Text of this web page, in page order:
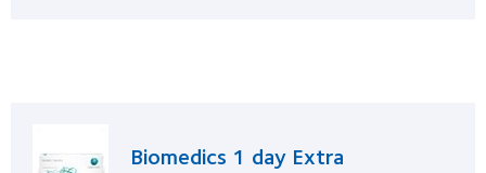
Biomedics 1 day Extra